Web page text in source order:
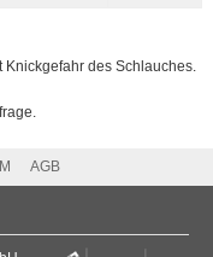
Knickgefahr des Schlauches.
AGB